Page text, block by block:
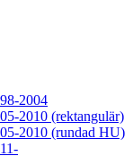
2004
2010 (rektangulär)
2010 (rundad HU)